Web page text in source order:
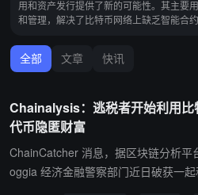
用和资产发行提供了新的可能性。其主要
和管理，解决了比特币网络上缺乏智能合约
全部 文章 快讯
Chainalysis：逃税者开始利用
代币隐匿财富
ChainCatcher 消息，据区块链分析
oggia 经济金融警察部门近日破获一